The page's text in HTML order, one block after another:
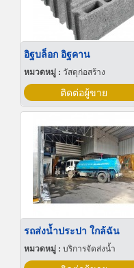
อิฐบล็อก อิฐคาน
หมวดหมู่ : วัสดุก่อสร้าง
ติดต่อผู้ขาย
รถส่งน้ำประปา ใกล้ฉัน
หมวดหมู่ : บริการจัดส่งน้ำ